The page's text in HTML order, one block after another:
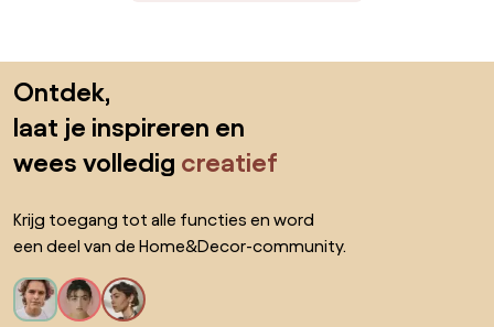
Ontdek,
laat je inspireren en
wees volledig creatief
Krijg toegang tot alle functies en word
een deel van de Home&Decor-community.